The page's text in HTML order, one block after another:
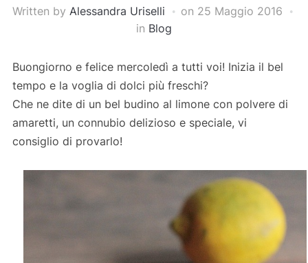
Written by Alessandra Uriselli on 25 Maggio 2016
in Blog
Buongiorno e felice mercoledì a tutti voi! Inizia il bel
tempo e la voglia di dolci più freschi?
Che ne dite di un bel budino al limone con polvere di
amaretti, un connubio delizioso e speciale, vi
consiglio di provarlo!